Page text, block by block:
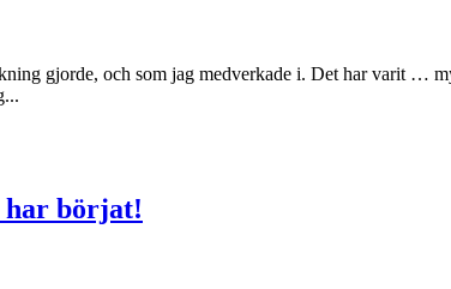
gjorde, och som jag medverkade i. Det har varit …
har börjat!